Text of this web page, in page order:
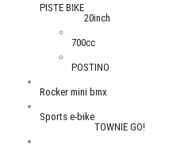
PISTE BIKE
20inch
700cc
POSTINO
Rocker mini bmx
Sports e-bike
TOWNIE GO!